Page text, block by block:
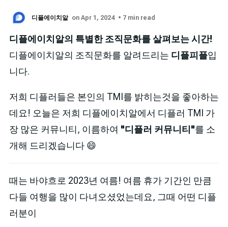
디플에이치알 on Apr 1, 2024 • 7 min read
디플에이치알의 특별한 조직문화를 살펴보는 시간!
디플에이치알의 조직문화를 알려드리는 디플피플입
니다.
저희 디플러들은 본인의 TMI를 밝히는것을 좋아하는
데요! 오늘은 저희 디플에이치알에서 디플러 TMI 가
장 많은 커뮤니티, 이름하여 "디플러 커뮤니티"를 소
개해 드리겠습니다 😄
때는 바야흐로 2023년 여름! 여름 휴가 기간인 만큼
다들 여행을 많이 다녀오셨었는데요, 그때 어떤 디플
러분이